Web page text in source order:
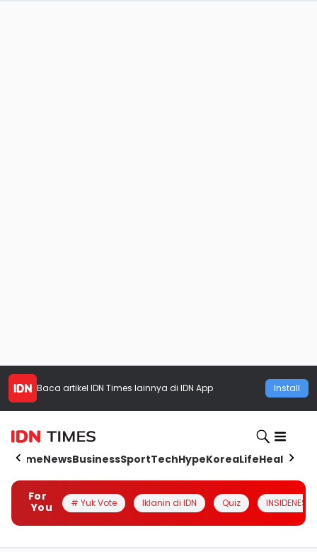
Baca artikel IDN Times lainnya di IDN App Install
HomeNewsBusinessSportTechHypeKoreaLifeHealth
For
You
# Yuk Vote Iklanin di IDN Quiz INSIDENESIA